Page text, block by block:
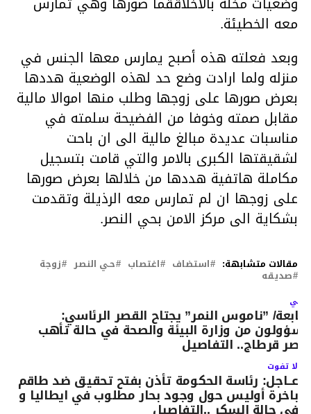
معه الخطيئة.
وبعد فعلته هذه أصبح يمارس معها الجنس في
منزله ولما ارادت وضع حد لهذه الوضعية هددها
بعرض صورها على زوجها وطلب منها اموالا مالية
مقابل صمته وخوفا من الفضيحة سلمته في
مناسبات عديدة مبالغ مالية الى ان باحت
لشقيقتها الكبرى بالامر والتي قامت بتسجيل
مكاملة هاتفية هددها من خلالها بعرض صورها
على زوجها ان لم تمارس معه الرذيلة وتقدمت
بشكاية الى مركز الامن بحي النصر.
مقالات متشابهة: استضاف اغتصاب حـي النصر زوجة
صديقه
”ناموس النمر” يجتاح القصر الرئاسي:
من وزارة البيئة والصحة في حالة تأهب
قرطاج.. التفاصيل
لا تفوت
عــاجل: رئاسة الحكومة تأذن بفتح تحقيق ضد طاقم
باخرة أوليس حول وجود بحار مطلوب في ايطاليا و